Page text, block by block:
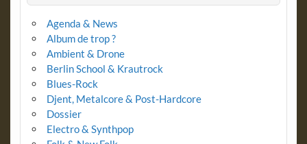
Agenda & News
Album de trop ?
Ambient & Drone
Berlin School & Krautrock
Blues-Rock
Djent, Metalcore & Post-Hardcore
Dossier
Electro & Synthpop